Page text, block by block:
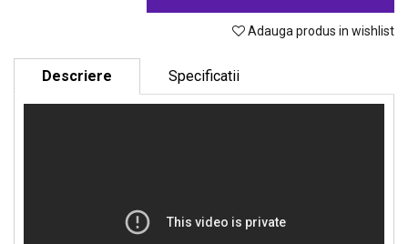
Adauga produs in wishlist
Descriere Specificatii